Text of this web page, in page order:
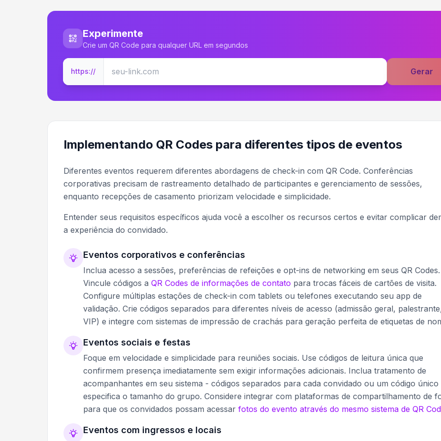
Experimente
Crie um QR Code para qualquer URL em segundos
https:// Gerar
Implementando QR Codes para diferentes tipos de eventos
Diferentes eventos requerem diferentes abordagens de check-in com QR Code. Conferências
corporativas precisam de rastreamento detalhado de participantes e gerenciamento de sessões,
enquanto recepções de casamento priorizam velocidade e simplicidade.
Entender seus requisitos específicos ajuda você a escolher os recursos certos e evitar complicar
a experiência do convidado.
Eventos corporativos e conferências
Inclua acesso a sessões, preferências de refeições e opt-ins de networking em seus QR Codes.
Vincule códigos a QR Codes de informações de contato para trocas fáceis de cartões de visita.
Configure múltiplas estações de check-in com tablets ou telefones executando seu app de
validação. Crie códigos separados para diferentes níveis de acesso (admissão geral,
VIP) e integre com sistemas de impressão de crachás para geração perfeita de etiquetas de
Eventos sociais e festas
Foque em velocidade e simplicidade para reuniões sociais. Use códigos de leitura única que
confirmem presença imediatamente sem exigir informações adicionais. Inclua tratamento de
acompanhantes em seu sistema - códigos separados para cada convidado ou um código único
especifica o tamanho do grupo. Considere integrar com plataformas de compartilhamento de
para que os convidados possam acessar fotos do evento através do mesmo sistema de QR
Eventos com ingressos e locais